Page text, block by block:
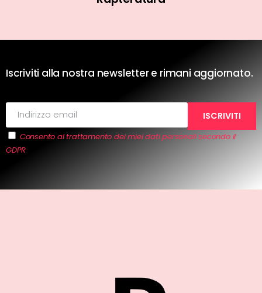
Iscriviti alla nostra newsletter e rimani aggiornato.
Consento al trattamento dei miei dati personali secondo il
GDPR